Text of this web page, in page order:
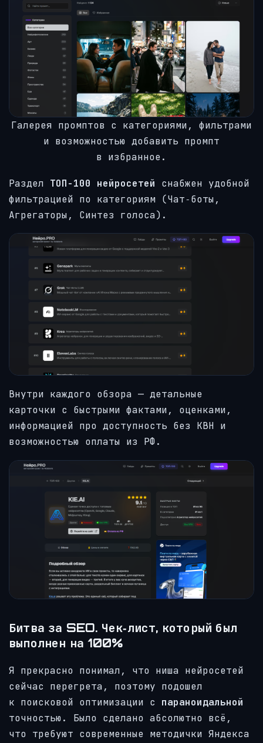
Галерея промптов с категориями, фильтрами
и возможностью добавить промпт
в избранное.
Раздел ТОП-100 нейросетей снабжен удобной
фильтрацией по категориям (Чат‑боты,
Агрегаторы, Синтез голоса).
Внутри каждого обзора — детальные
карточки с быстрыми фактами, оценками,
информацией про доступность без КВН и
возможностью оплаты из РФ.
Битва за SEO. Чек‑лист, который был
выполнен на 100%
Я прекрасно понимал, что ниша нейросетей
сейчас перегрета, поэтому подошел
к поисковой оптимизации с параноидальной
точностью. Было сделано абсолютно всё,
что требуют современные методички Яндекса